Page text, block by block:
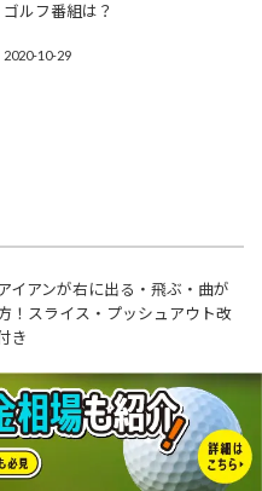
ゴルフ番組は？
2020-10-29
イアンが右に出る・飛ぶ・曲が
！スライス・プッシュアウト改
き
保管方法とおすすめ収納アイテ